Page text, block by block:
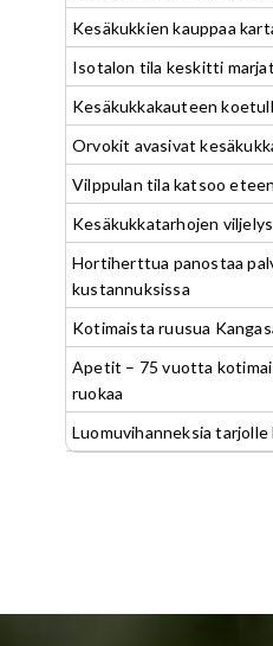
Kesäkukkien kauppaa
Isotalon tila keskitti
Kesäkukkakauteen
Orvokit avasivat
Vilppulan tila katsoo
Kesäkukkatarhojen
Hortiherttua panostaa
kustannuksissa
Kotimaista ruusua
Apetit – 75 vuotta
ruokaa
Luomuvihanneksia tarjolle